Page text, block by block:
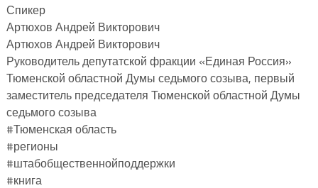
Спикер
Артюхов Андрей Викторович
Артюхов Андрей Викторович
Руководитель депутатской фракции «Единая Россия»
Тюменской областной Думы седьмого созыва, первый
заместитель председателя Тюменской областной Думы
седьмого созыва
#Тюменская область
#регионы
#штабобщественнойподдержки
#книга